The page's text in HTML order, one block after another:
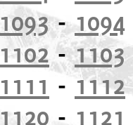
1093-1094
1102-1103
1111 - 1112
1120 - 1121